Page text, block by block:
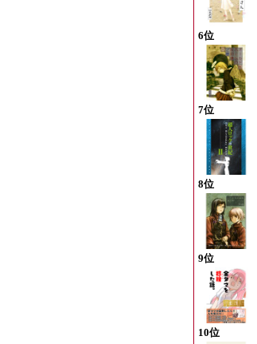
6位
7位
8位
9位
10位